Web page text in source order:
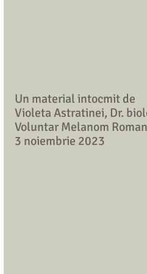
Un material intocmit de
Violeta Astratinei, Dr.
Voluntar Melanom
3 noiembrie 2023